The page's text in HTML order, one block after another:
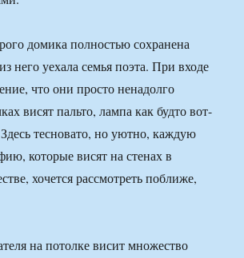
домика полностью сохранена
него уехала семья поэта. При входе
что они просто ненадолго
висят пальто, лампа как будто вот-
тесновато, но уютно, каждую
которые висят на стенах в
хочется рассмотреть поближе,
на потолке висит множество